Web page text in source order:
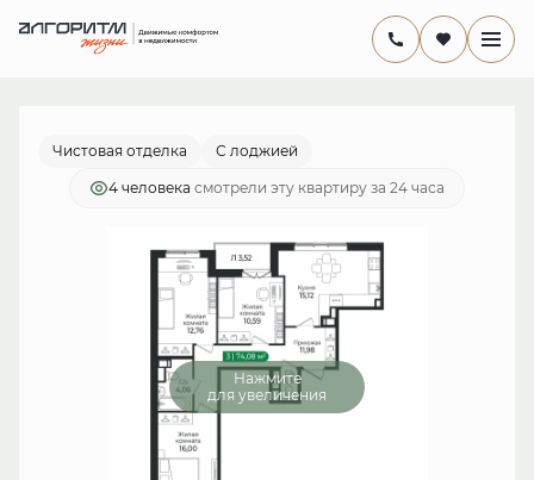
комнатная
14 816 000 руб.
от 43 107 руб./мес.
Чистовая отделка С лоджией
4 человекa смотрели эту квартиру за 24 часа
Нажмите
для увеличения